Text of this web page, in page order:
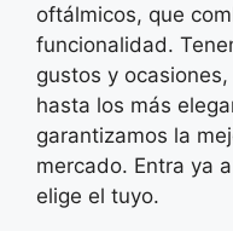
oftálmicos, que
funcionalidad.
gustos y
hasta los más
garantizamos la
mercado. Entra ya
elige el tuyo.